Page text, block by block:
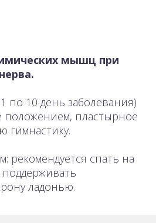
мышц при
по 10 день заболевания)
положением, пластырное
гимнастику.
рекомендуется спать на
ладонью.